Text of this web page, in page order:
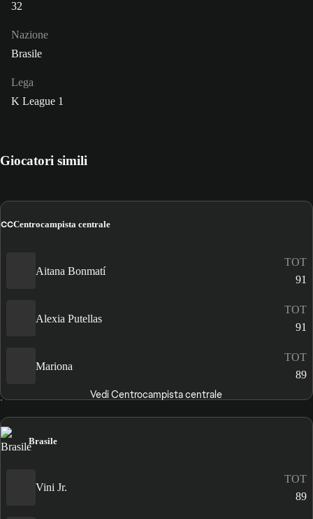
32
Nazione
Brasile
Lega
K League 1
Giocatori simili
CCCentrocampista centrale
Aitana Bonmatí
TOT
91
Alexia Putellas
TOT
91
Mariona
TOT
89
Vedi Centrocampista centrale
Brasile
Vini Jr.
TOT
89